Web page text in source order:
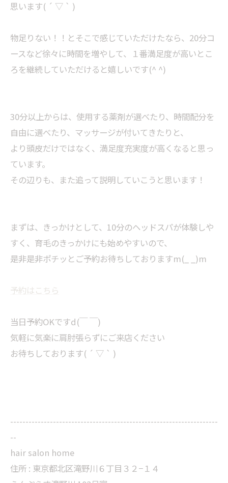
思います( ´ ▽ ` )
物足りない！！とそこで感じていただけたなら、20分コ
ースなど徐々に時間を増やして、１番満足度が高いとこ
ろを継続していただけると嬉しいです(^ ^)
30分以上からは、使用する薬剤が選べたり、時間配分を
自由に選べたり、マッサージが付いてきたりと、
より頭皮だけではなく、満足度充実度が高くなると思っ
ています。
その辺りも、また追って説明していこうと思います！
まずは、きっかけとして、10分のヘッドスパが体験しや
すく、育毛のきっかけにも始めやすいので、
是非是非ポチッとご予約お待ちしておりますm(_ _)m
予約はこちら
当日予約OKですd(￣ ￣)
気軽に気楽に肩肘張らずにご来店ください
お待ちしております( ´ ▽ ` )
--------------------------------------------------------------------
--
hair salon home
住所 : 東京都北区滝野川６丁目３２−１４